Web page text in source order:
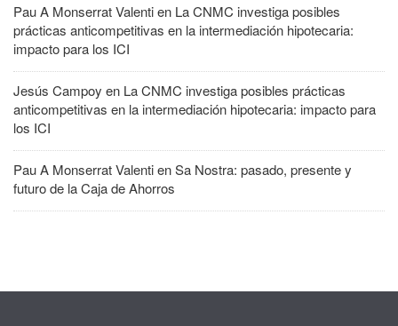
Pau A Monserrat Valentien La CNMC investiga posibles
prácticas anticompetitivas en la intermediación hipotecaria:
impacto para los ICI
Jesús Campoy en La CNMC investiga posibles prácticas
anticompetitivas en la intermediación hipotecaria: impacto para
los ICI
Pau A Monserrat ValentienSa Nostra: pasado, presente y
futuro de la Caja de Ahorros